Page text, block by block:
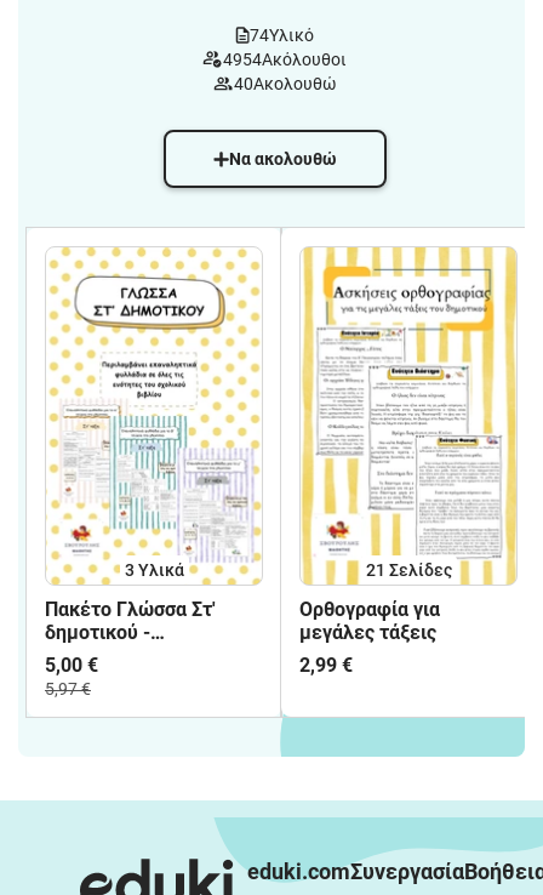
74Υλικό
4954Ακόλουθοι
40Ακολουθώ
Να ακολουθώ
3 Υλικά
Πακέτο Γλώσσα Στ'
δημοτικού -
Επαναληπτικά φυλλάδια
5,00 €
5,97 €
21 Σελίδες
Ορθογραφία για
μεγάλες τάξεις
2,99 €
eduki.comΣυνεργασία